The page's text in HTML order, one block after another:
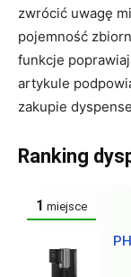
zwrócić uwagę
pojemność
funkcje
artykule
zakupie
Ranking
1 miejsce